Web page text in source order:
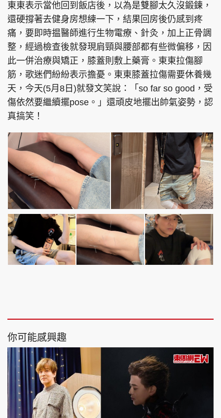
東東表示當他回到飯店後，以為是雙腳太久沒鍛鍊，
還硬撐著去健身房想練一下，結果回房後仍感到疼
痛，要即時揾醫師進行生物電療、針灸，加上正骨調
整，經過檢查後就發現肩頸與腰部都有些微偏移，因
此一併治療與矯正，膝蓋則敷上藥膏。東東拉傷腳
筋，歌迷們紛紛表示擔憂。東東膝蓋拉傷需要休養幾
天，今天(5月8日)就發文笑說：「so far so good，受
傷依然要繼續擺pose。」還頑皮地擺出帥氣姿勢，認
真搞笑！
你可能感興趣